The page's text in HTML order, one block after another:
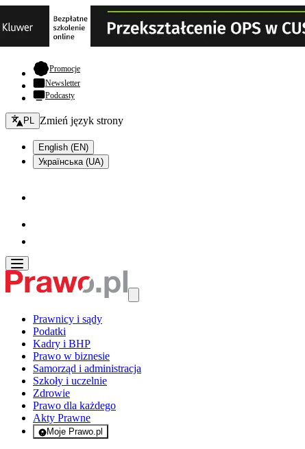
Promocje- otwiera się w nowej karcie
Newsletter
Podcasty
Zmień język - bieżący:
PL Zmień język strony
English (EN)
Українська (UA)
Prawnicy i sądy
Podatki
Kadry i BHP
Prawo w biznesie
Samorząd i administracja
Szkoły i uczelnie
Zdrowie
Prawo dla każdego
Akty Prawne
Moje Prawo.pl
- rejestracja i logowanie do serwisu